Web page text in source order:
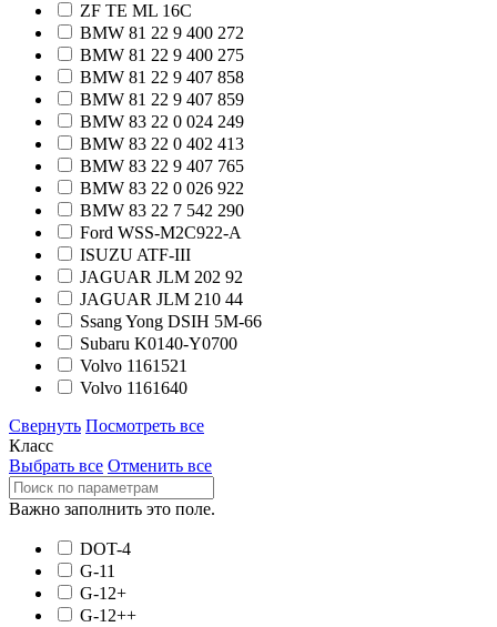
ZF TE ML 16C
BMW 81 22 9 400 272
BMW 81 22 9 400 275
BMW 81 22 9 407 858
BMW 81 22 9 407 859
BMW 83 22 0 024 249
BMW 83 22 0 402 413
BMW 83 22 9 407 765
BMW 83 22 0 026 922
BMW 83 22 7 542 290
Ford WSS-M2C922-A
ISUZU ATF-III
JAGUAR JLM 202 92
JAGUAR JLM 210 44
Ssang Yong DSIH 5M-66
Subaru K0140-Y0700
Volvo 1161521
Volvo 1161640
Свернуть Посмотреть все
Класс
Выбрать все Отменить все
Важно заполнить это поле.
DOT-4
G-11
G-12+
G-12++